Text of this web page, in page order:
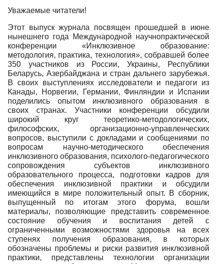
Редакционная политика
Индексирование
Для авторов
Рубрики
Препринты
Подписка
Контакты
Уважаемые читатели!
Этот выпуск журнала посвящен прошедшей в июне
нынешнего года Международной научно­практической
конференции «Инклюзивное образование:
методология, практика, технология», со­бравшей более
350 участников из России, Украины, Республики
Беларусь, Азербайджана и стран дальнего зарубежья.
В своих выступлениях исследователи и педагоги из
Канады, Норвегии, Гер­мании, Финляндии и Испании
поделились опытом инклюзивного образования в
своих странах. Участники конференции обсудили
широкий круг теоретико-методологических,
философских, организационно-управленческих
вопросов, выступили с докладами и сообщениями по
вопросам научно-методического обеспечения
инклюзивного образования, психолого-педагогического
сопро­вождения субъектов инклюзивного
образовательного процесса, подготовки кадров для
обеспече­ния инклюзивной практики и обсудили
имеющийся в мире положительный опыт. В сборник,
выпу­щенный по итогам этого форума, вошли
материалы, позволяющие представить современное
со­стояние обучения и воспитания детей с
ограниченными возможностями здоровья на всех
ступенях получения образования, в которых
обозначены проблемы и риски развития инклюзивной
практи­ки, представлены технологии организации